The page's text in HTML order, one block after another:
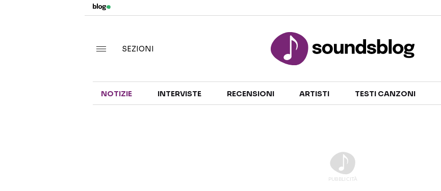
TALENT SHOW
SEZIONI
NOTIZIE INTERVISTE RECENSIONI ARTISTI TESTI CANZONI